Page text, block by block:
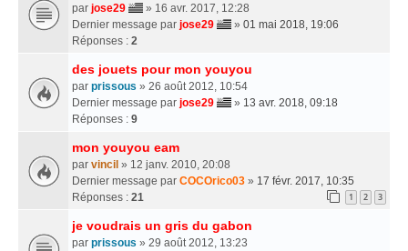
par jose29
» 16 avr. 2017, 12:28
Dernier message par jose29 » 01 mai 2018, 19:06
Réponses : 2
des jouets pour mon youyou
par prissous » 26 août 2012, 10:54
Dernier message par jose29 » 13 avr. 2018, 09:18
Réponses : 9
mon youyou eam
par vincil » 12 janv. 2010, 20:08
Dernier message par COCOrico03 » 17 févr. 2017, 10:35
Réponses : 21 1 2 3
je voudrais un gris du gabon
par prissous » 29 août 2012, 13:23